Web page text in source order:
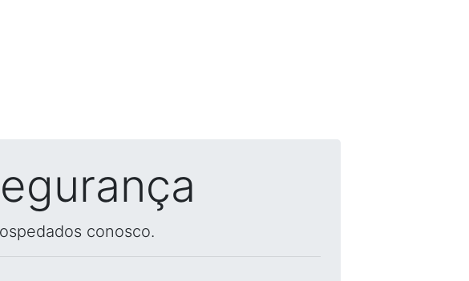
conosco.